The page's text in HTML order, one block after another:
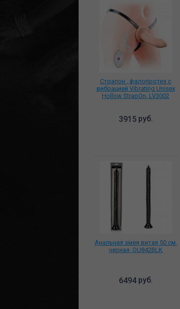
Страпон , фалопротез с
вибрацией Vibrating Unisex
Hollow StrapOn, LV3002
3915руб.
Анальная змея витая 50 см.
черная, OU842BLK
6494руб.